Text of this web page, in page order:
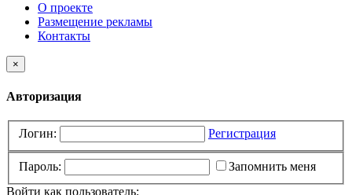
О проекте
Размещение рекламы
Контакты
×
Авторизация
Логин: Регистрация
Пароль:
Запомнить меня
Войти как пользователь: